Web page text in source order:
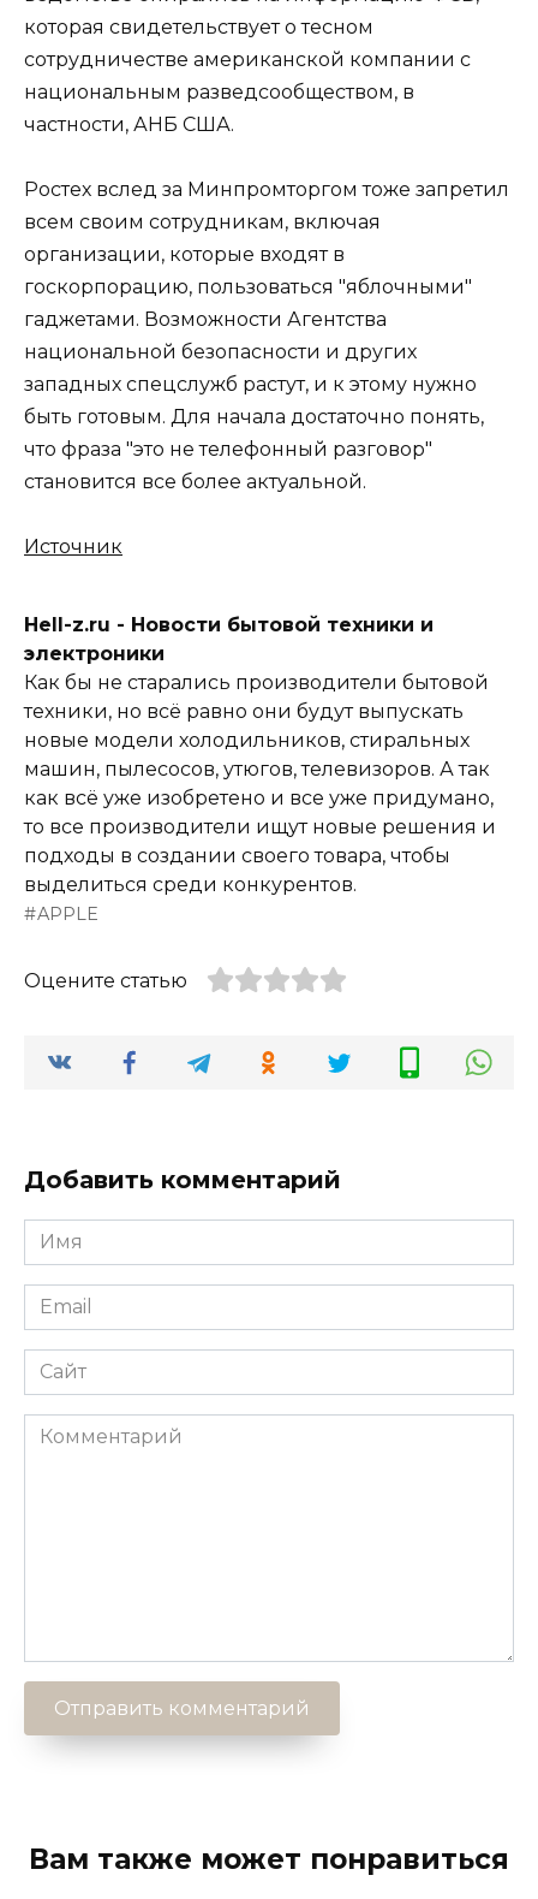
которая свидетельствует о тесном
сотрудничестве американской компании с
национальным разведсообществом, в
частности, АНБ США.
Ростех вслед за Минпромторгом тоже запретил
всем своим сотрудникам, включая
организации, которые входят в
госкорпорацию, пользоваться "яблочными"
гаджетами. Возможности Агентства
национальной безопасности и других
западных спецслужб растут, и к этому нужно
быть готовым. Для начала достаточно понять,
что фраза "это не телефонный разговор"
становится все более актуальной.
Источник
Hell-z.ru - Новости бытовой техники и
электроники
Как бы не старались производители бытовой
техники, но всё равно они будут выпускать
новые модели холодильников, стиральных
машин, пылесосов, утюгов, телевизоров. А так
как всё уже изобретено и все уже придумано,
то все производители ищут новые решения и
подходы в создании своего товара, чтобы
выделиться среди конкурентов.
APPLE
Оцените статью
Добавить комментарий
Имя
*
Email
*
Сайт
Комментарий
Вам также может понравиться